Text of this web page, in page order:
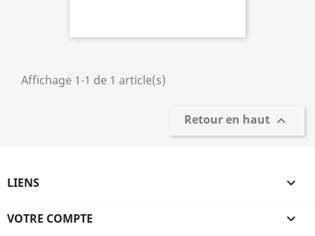
Affichage 1-1 de 1 article(s)
Retour en haut 
LIENS 
VOTRE COMPTE 